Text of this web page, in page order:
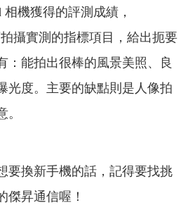
相機獲得的評測成績，
攝實測的指標項目，給出扼要
：能拍出很棒的風景美照、良
光度。主要的缺點則是人像拍
要換新手機的話，記得要找挑
傑昇通信喔！